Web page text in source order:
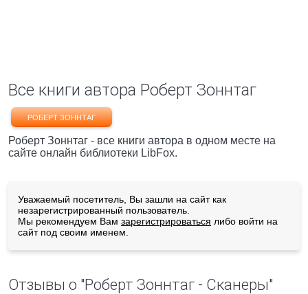
Все книги автора Роберт Зоннтаг
РОБЕРТ ЗОННТАГ
Роберт Зоннтаг - все книги автора в одном месте на
сайте онлайн библиотеки LibFox.
Уважаемый посетитель, Вы зашли на сайт как
незарегистрированный пользователь.
Мы рекомендуем Вам зарегистрироваться либо войти на
сайт под своим именем.
Отзывы о "Роберт Зоннтаг - Сканеры"